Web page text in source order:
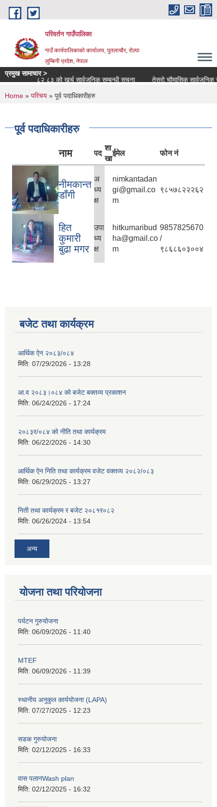
Skip to main content
परिवर्तन गाउँपालिका
गाउँ कार्यपालिकाको कार्यालय, पुतलाचौर, रोल्पा
लुम्बिनी प्रदेश, नेपाल
प्रमुख सामाचार >
वर्ष २०८२ ८३ को खर्च सार्वजनिक सम्बन्धी सूचना
तेस्रो चौमासिक सार्वजनिक
You are here
Home » परिचय » पूर्व पदाधिकारीहरु
पूर्व पदाधिकारीहरु
नाम पद
शा
खा
ईमेल फोन नं
नीमकान्त
डाँगी
अ
ध्य
क्ष
nimkantadan
gi@gmail.co
m
९८५७८२२२६२
हित
कुमारी
बुढा मगर
उपा
ध्य
क्ष
hitkumaribud
ha@gmail.co
m
9857825670
/
९८६८६०३००४
बजेट तथा कार्यक्रम
आर्थिक ऐन २०८३/०८४
मिति: 07/29/2026 - 13:28
आ.व २०८३।०८४ को बजेट बक्तव्य प्रकाशन
मिति: 06/24/2026 - 17:24
२०८३र/०८४ को नीति तथा कार्यक्रम
मिति: 06/22/2026 - 14:30
आर्थिक ऐन निति तथा कार्यक्रम वजेट वक्तव्य २०८२/०८३
मिति: 06/29/2025 - 13:27
निती तथा कार्यक्रम र बजेट २०८१र०८२
मिति: 06/26/2024 - 13:54
अन्य
योजना तथा परियोजना
पर्यटन गुरुयोजना
मिति: 06/09/2026 - 11:40
MTEF
मिति: 06/09/2026 - 11:39
स्थानीय अनुकुल कार्ययोजना (LAPA)
मिति: 07/27/2025 - 12:23
सडक गुरुयोजना
मिति: 02/12/2025 - 16:33
वास पलानWash plan
मिति: 02/12/2025 - 16:32